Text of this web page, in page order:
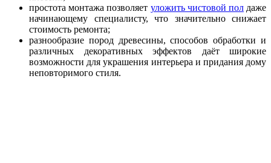
простота монтажа позволяет уложить чистовой полдаже
начинающему специалисту, что значительно снижает
стоимость ремонта;
разнообразие пород древесины, способов обработки и
различных декоративных эффектов даёт широкие
возможности для украшения интерьера и придания дому
неповторимого стиля.